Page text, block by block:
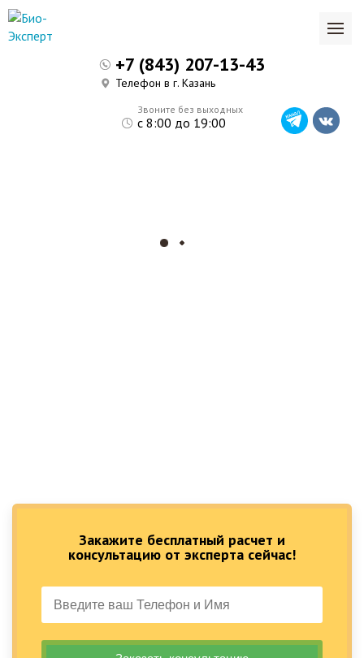
Закажите бесплатный расчет и
консультацию от эксперта сейчас!
Звоните без выходных
с 8:00 до 19:00
+7 (843) 207-13-43
Телефон в г. Казань